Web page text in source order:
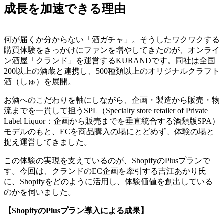
成長を加速できる理由
何が届くか分からない「酒ガチャ」。そうしたワクワクする
購買体験をきっかけにファンを増やしてきたのが、オンライ
ン酒屋「クランド」を運営するKURANDです。同社は全国
200以上の酒蔵と連携し、500種類以上のオリジナルクラフト
酒（しゅ）を展開。
お酒へのこだわりを軸にしながら、企画・製造から販売・物
流までを一貫して担うSPL（Specialty store retailer of Private
Label Liquor：企画から販売までを垂直統合する酒類版SPA）
モデルのもと、ECを商品購入の場にとどめず、体験の場と
捉え運営してきました。
この体験の実現を支えているのが、ShopifyのPlusプランで
す。今回は、クランドのEC企画を牽引する吉江あかり氏
に、Shopifyをどのように活用し、体験価値を創出している
のかを伺いました。
【ShopifyのPlusプラン導入による成果】